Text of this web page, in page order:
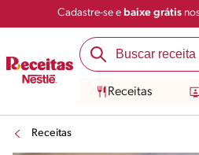
Cadastre-se e baixe grátis
Receitas
Receitas
Salvar